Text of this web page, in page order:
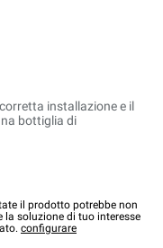
installazione e il
bottiglia di
il prodotto potrebbe non
soluzione di tuo interesse
configurare